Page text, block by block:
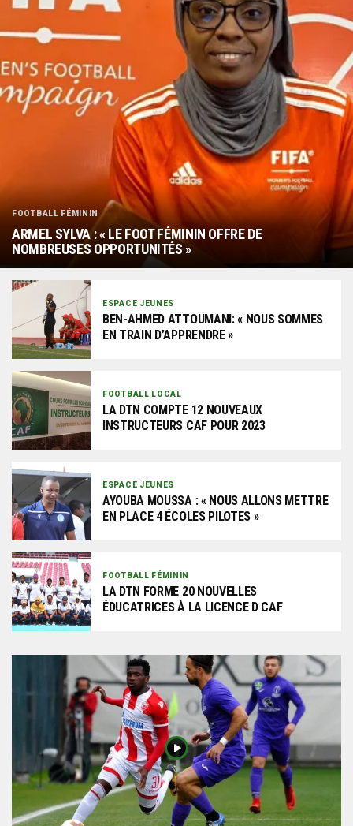
FOOTBALL FÉMININ
ARMEL SYLVA : « LE FOOT FÉMININ OFFRE DE
NOMBREUSES OPPORTUNITÉS »
ESPACE JEUNES
BEN-AHMED ATTOUMANI: « NOUS SOMMES
EN TRAIN D’APPRENDRE »
FOOTBALL LOCAL
LA DTN COMPTE 12 NOUVEAUX
INSTRUCTEURS CAF POUR 2023
ESPACE JEUNES
AYOUBA MOUSSA : « NOUS ALLONS METTRE
EN PLACE 4 ÉCOLES PILOTES »
FOOTBALL FÉMININ
LA DTN FORME 20 NOUVELLES
ÉDUCATRICES À LA LICENCE D CAF